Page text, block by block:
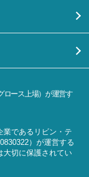
ロース上場）が運営す
業であるリビン・テ
）が運営する
大切に保護されてい